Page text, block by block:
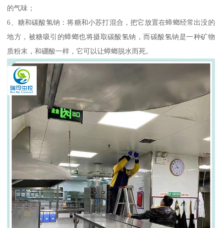
的气味；
6、糖和碳酸氢钠：将糖和小苏打混合，把它放置在蟑螂经常出没的
地方，被糖吸引的蟑螂也将摄取碳酸氢钠，而碳酸氢钠是一种矿物
质粉末，和硼酸一样，它可以让蟑螂脱水而死。